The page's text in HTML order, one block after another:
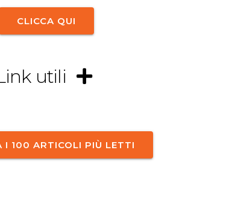
CLICCA QUI
utili
I 100 ARTICOLI PIÙ LETTI